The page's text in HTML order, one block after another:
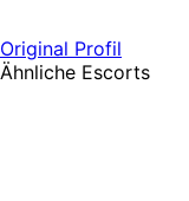
Original Profil
Ähnliche Escorts